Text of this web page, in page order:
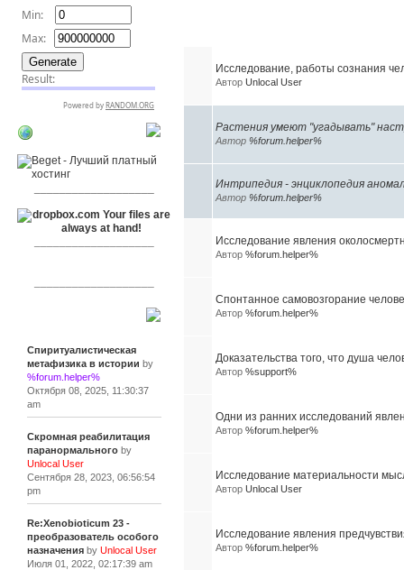
с:
Спиритуалистическая
метафизика в истории by
%forum.helper%
Октября 08, 2025, 11:30:37
am
Скромная реабилитация
паранормальногоby
Unlocal User
Сентября 28, 2023, 06:56:54
pm
Re:Xenobioticum 23 -
преобразователь особого
назначенияby Unlocal User
Июля 01, 2022, 02:17:39 am
Исследование, работы сознания
Автор Unlocal User
Растения умеют "угадывать"
Автор %forum.helper%
Интрипедия - энциклопедия
Автор %forum.helper%
Исследование явления
Автор %forum.helper%
Спонтанное самовозгорание
Автор %forum.helper%
Доказательства того, что душа
Автор %support%
Одни из ранних исследований
Автор %forum.helper%
Исследование материальности
Автор Unlocal User
Исследование явления
Автор %forum.helper%